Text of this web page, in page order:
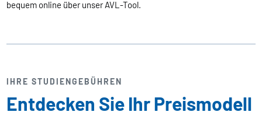
bequem online über unser AVL-Tool.
IHRE STUDIENGEBÜHREN
Entdecken Sie Ihr Preismodell